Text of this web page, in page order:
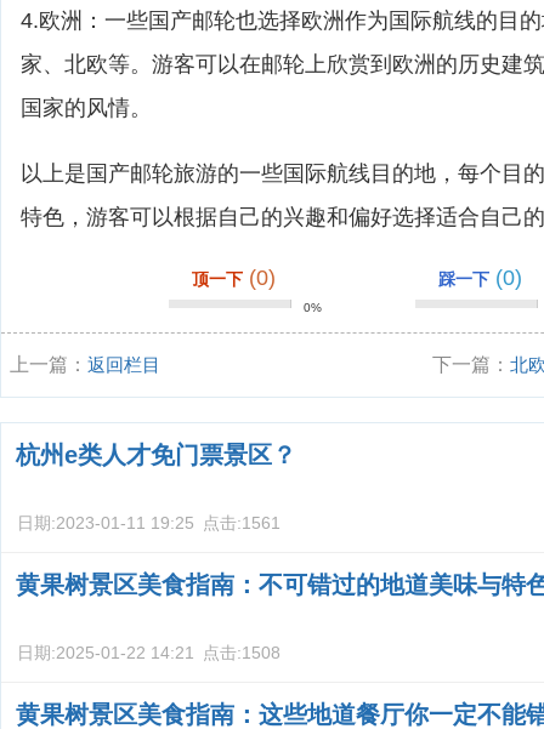
4.欧洲：一些国产邮轮也选择欧洲作为国际航线的目
家、北欧等。游客可以在邮轮上欣赏到欧洲的历史建
国家的风情。
以上是国产邮轮旅游的一些国际航线目的地，每个目
特色，游客可以根据自己的兴趣和偏好选择适合自己
顶一下 (0)
0%
踩一下 (0)
上一篇： 返回栏目 下一篇：北
杭州e类人才免门票景区？
日期:2023-01-11 19:25 点击:1561
黄果树景区美食指南：不可错过的地道美味与特
日期:2025-01-22 14:21 点击:1508
黄果树景区美食指南：这些地道餐厅你一定不能